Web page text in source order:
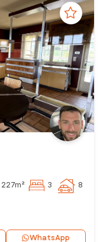
227m² 3 8
WhatsApp